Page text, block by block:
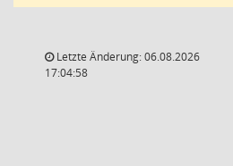
Letzte Änderung: 06.08.2026
17:04:58